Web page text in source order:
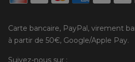
Carte bancaire, PayPal, virement
à partir de 50€, Google/Apple Pay.
Suivez-nous sur :